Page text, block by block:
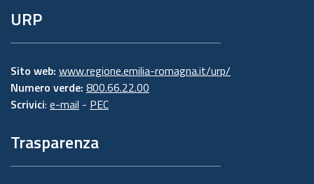
URP
Sito web: www.regione.emilia-romagna.it/urp/
Numero verde: 800.66.22.00
Scrivici: e-mail - PEC
Trasparenza